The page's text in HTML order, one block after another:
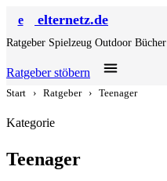
e elternetz.de
Ratgeber Spielzeug Outdoor Bücher
Ratgeber stöbern
Start › Ratgeber › Teenager
Kategorie
Teenager